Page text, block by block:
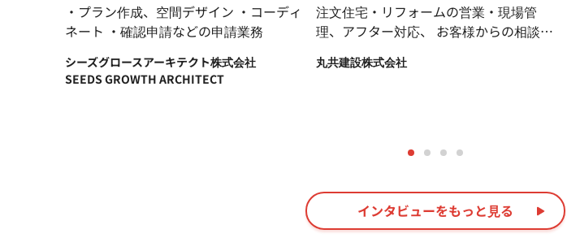
・プラン作成、空間デザイン ・コーディ
ネート ・確認申請などの申請業務
シーズグロースアーキテクト株式会社
SEEDS GROWTH ARCHITECT
注文住宅・リフォームの営業・現場管
理、アフター対応、 お客様からの相談事
ーまで全て行っております。
丸共建設株式会社
インタビューをもっと見る